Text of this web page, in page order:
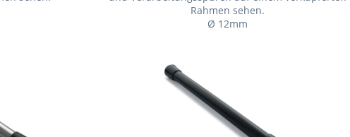
Rahmen sehen.
Ø 12mm